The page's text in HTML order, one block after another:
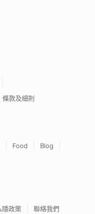
條款及細則
Food
Blog
隱政策 聯絡我們